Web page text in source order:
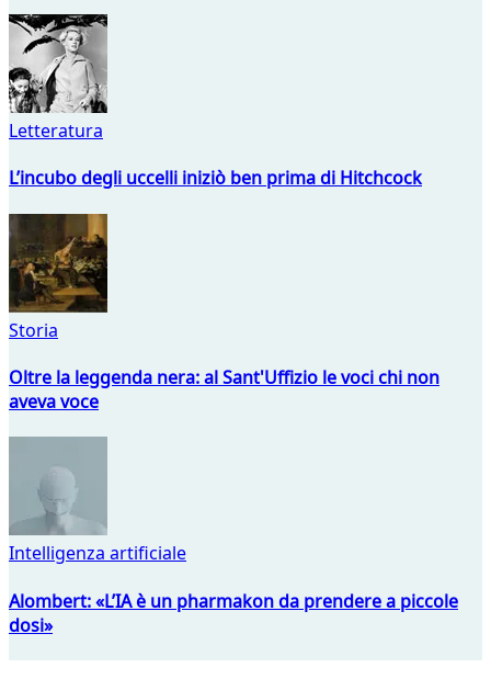
Letteratura
L’incubo degli uccelli iniziò ben prima di Hitchcock
Storia
Oltre la leggenda nera: al Sant'Uffizio le voci chi non
aveva voce
Intelligenza artificiale
Alombert: «L’IA è un pharmakon da prendere a piccole
dosi»